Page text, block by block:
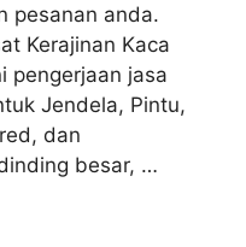
pesanan anda.
Kerajinan Kaca
pengerjaan jasa
Jendela, Pintu,
dan
besar, …